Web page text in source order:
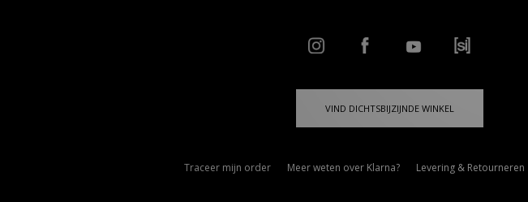
VIND DICHTSBIJZIJNDE WINKEL
Traceer mijn order Meer weten over Klarna? Levering & Retourneren